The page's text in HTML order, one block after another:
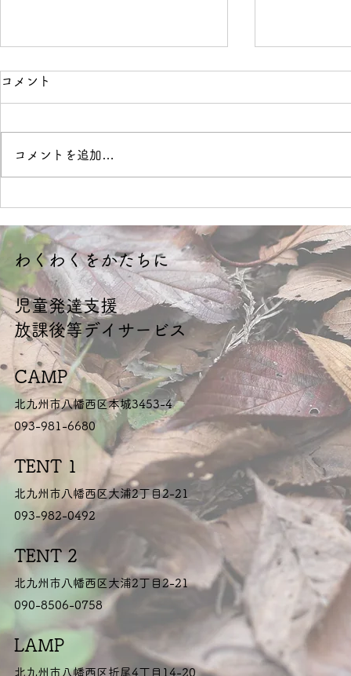
コメント
コメントを追加…
​児童発達支援
放課後等デイサービス
CAMP
北九州市八幡西区本城3453-4
093-981-6680
​わくわくをかたちに
TENT 1
北九州市八幡西区大浦2丁目2-21
093-982-0492
LAMP
北九州市八幡西区折尾4丁目14-20
TENT 2
北九州市八幡西区大浦2丁目2-21
090-8506-0758